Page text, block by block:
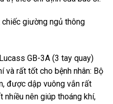
giường ngủ thông
GB-3A (3 tay quay)
và rất tốt cho bệnh nhân: Bộ
được dập vuông vắn rất
nên giúp thoáng khí,